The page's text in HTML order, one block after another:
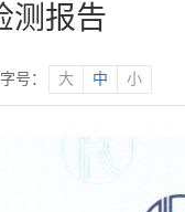
测报告
字号： 大 中 小